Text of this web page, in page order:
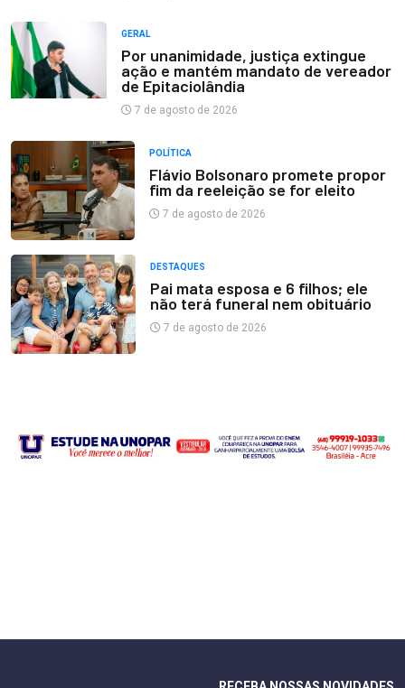
GERAL
Por unanimidade, justiça extingue
ação e mantém mandato de vereador
de Epitaciolândia
7 de agosto de 2026
POLÍTICA
Flávio Bolsonaro promete propor
fim da reeleição se for eleito
7 de agosto de 2026
DESTAQUES
Pai mata esposa e 6 filhos; ele
não terá funeral nem obituário
7 de agosto de 2026